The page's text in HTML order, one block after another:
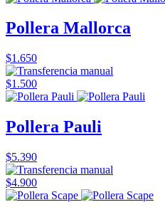
Pollera Mallorca
$1.650
$1.500
Pollera Pauli
$5.390
$4.900